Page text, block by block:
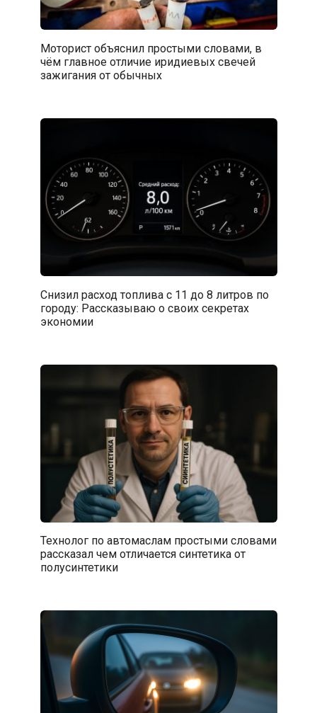
Моторист объяснил простыми словами, в
чём главное отличие иридиевых свечей
зажигания от обычных
Снизил расход топлива с 11 до 8 литров по
городу: Рассказываю о своих секретах
экономии
Технолог по автомаслам простыми словами
рассказал чем отличается синтетика от
полусинтетики